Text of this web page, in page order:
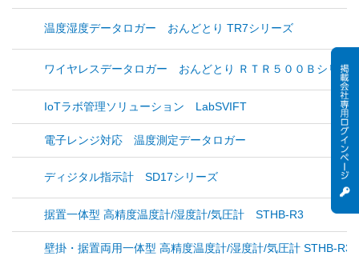
温度湿度データロガー おんどとり TR7シリーズ
ワイヤレスデータロガー おんどとり ＲＴＲ５００Ｂシリー
IoTラボ管理ソリューション LabSVIFT
電子レンジ対応 温度測定データロガー
ディジタル指示計 SD17シリーズ
据置一体型 高精度温度計/湿度計/気圧計 STHB-R3
壁掛・据置両用一体型 高精度温度計/湿度計/気圧計 STHB-